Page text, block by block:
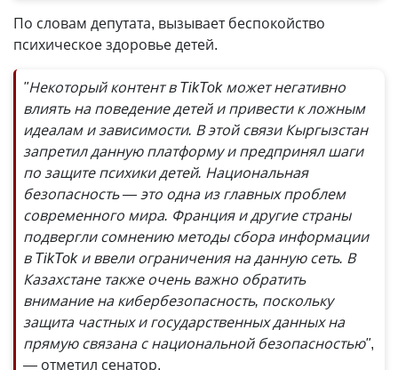
По словам депутата, вызывает беспокойство
психическое здоровье детей.
"Некоторый контент в TikTok может негативно
влиять на поведение детей и привести к ложным
идеалам и зависимости. В этой связи Кыргызстан
запретил данную платформу и предпринял шаги
по защите психики детей. Национальная
безопасность — это одна из главных проблем
современного мира. Франция и другие страны
подвергли сомнению методы сбора информации
в TikTok и ввели ограничения на данную сеть. В
Казахстане также очень важно обратить
внимание на кибербезопасность, поскольку
защита частных и государственных данных на
прямую связана с национальной безопасностью",
— отметил сенатор.